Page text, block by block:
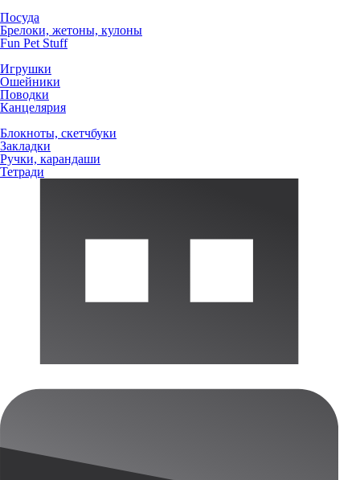
Посуда
Брелоки, жетоны, кулоны
Fun Pet Stuff
Игрушки
Ошейники
Поводки
Канцелярия
Блокноты, скетчбуки
Закладки
Ручки, карандаши
Тетради